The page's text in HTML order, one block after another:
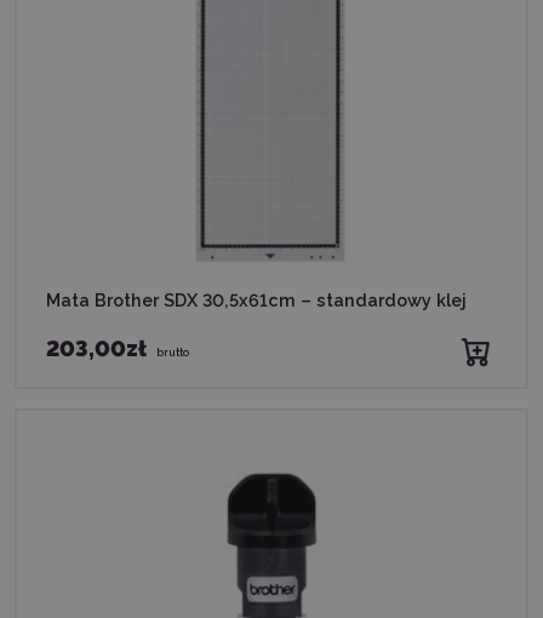
Mata Brother SDX 30,5x61cm – standardowy klej
203,00zł brutto